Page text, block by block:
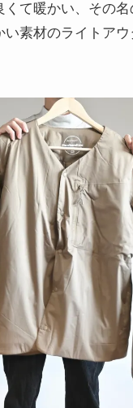
くて暖かい、その
い素材のライトアウ